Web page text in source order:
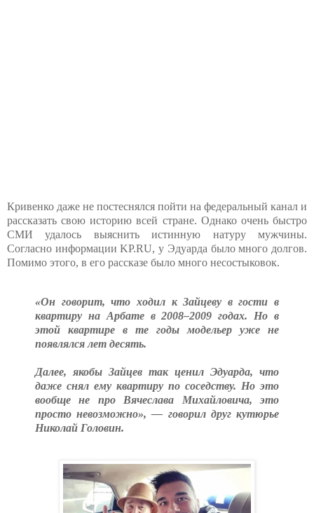
Кривенко даже не постеснялся пойти на федеральный канал и
рассказать свою историю всей стране. Однако очень быстро
СМИ удалось выяснить истинную натуру мужчины.
Согласно информации KP.RU, у Эдуарда было много долгов.
Помимо этого, в его рассказе было много несостыковок.
«Он говорит, что ходил к Зайцеву в гости в
квартиру на Арбате в 2008–2009 годах. Но в
этой квартире в те годы модельер уже не
появлялся лет десять.
Далее, якобы Зайцев так ценил Эдуарда, что
даже снял ему квартиру по соседству. Но это
вообще не про Вячеслава Михайловича, это
просто невозможно», — говорил друг кутюрье
Николай Головин.